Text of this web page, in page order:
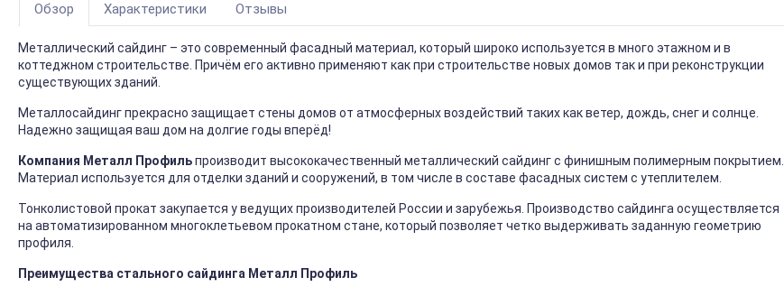
Обзор Характеристики Отзывы
Металлический сайдинг – это современный фасадный материал, который широко используется в много этажном и в
коттеджном строительстве. Причём его активно применяют как при строительстве новых домов так и при реконструкции
существующих зданий.
Металлосайдинг прекрасно защищает стены домов от атмосферных воздействий таких как ветер, дождь, снег и солнце.
Надежно защищая ваш дом на долгие годы вперёд!
Компания Металл Профильпроизводит высококачественный металлический сайдинг с финишным полимерным покрытием.
Материал используется для отделки зданий и сооружений, в том числе в составе фасадных систем с утеплителем.
Тонколистовой прокат закупается у ведущих производителей России и зарубежья. Производство сайдинга осуществляется
на автоматизированном многоклетьевом прокатном стане, который позволяет четко выдерживать заданную геометрию
профиля.
Преимущества стального сайдинга Металл Профиль